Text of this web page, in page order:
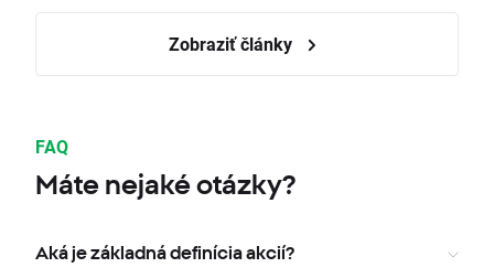
Zobraziť články
FAQ
Máte nejaké otázky?
Aká je základná definícia akcií?